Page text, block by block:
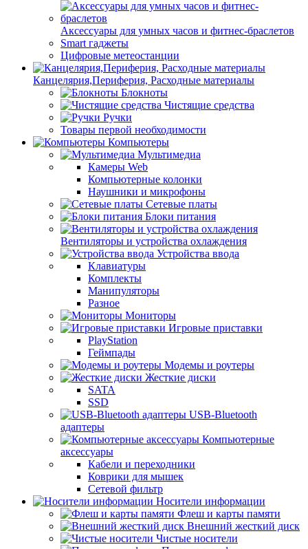
Аксессуары для умных часов и фитнес-браслетов
Smart гаджеты
Цифровые метеостанции
Канцелярия,Периферия, Расходные материалы
Блокноты
Чистящие средства
Ручки
Товары первой необходимости
Компьютеры
Мультимедиа
Камеры Web
Компьютерные колонки
Наушники и микрофоны
Сетевые платы
Блоки питания
Вентиляторы и устройства охлаждения
Устройства ввода
Клавиатуры
Комплекты
Манипуляторы
Разное
Мониторы
Игровые приставки
PlayStation
Геймпады
Модемы и роутеры
Жесткие диски
SATA
SSD
USB-Bluetooth
адаптеры
Компьютерные
аксессуары
Кабели и переходники
Коврики для мышек
Сетевой фильтр
Носители информации
Флеш и карты памяти
Внешний жесткий диск
Чистые носители